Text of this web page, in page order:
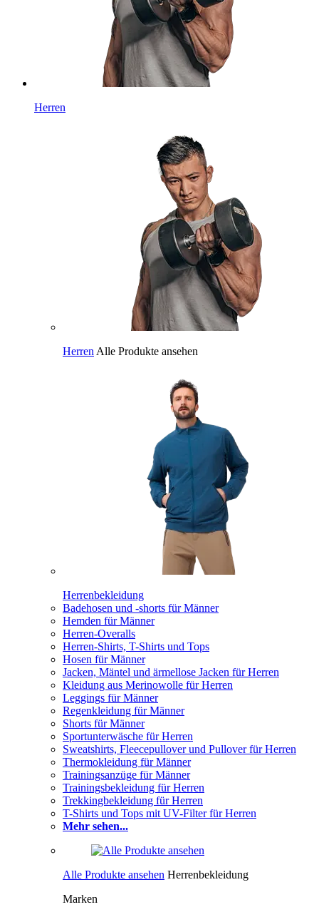
Herren
Herren Alle Produkte ansehen
Herrenbekleidung
Badehosen und -shorts für Männer
Hemden für Männer
Herren-Overalls
Herren-Shirts, T-Shirts und Tops
Hosen für Männer
Jacken, Mäntel und ärmellose Jacken für Herren
Kleidung aus Merinowolle für Herren
Leggings für Männer
Regenkleidung für Männer
Shorts für Männer
Sportunterwäsche für Herren
Sweatshirts, Fleecepullover und Pullover für Herren
Thermokleidung für Männer
Trainingsanzüge für Männer
Trainingsbekleidung für Herren
Trekkingbekleidung für Herren
T-Shirts und Tops mit UV-Filter für Herren
Mehr sehen...
Alle Produkte ansehen Herrenbekleidung
Marken